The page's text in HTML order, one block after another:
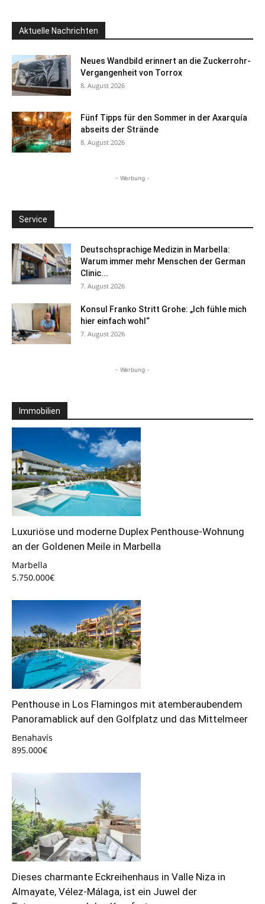
Aktuelle Nachrichten
Neues Wandbild erinnert an die Zuckerrohr-
Vergangenheit von Torrox
8. August 2026
Fünf Tipps für den Sommer in der Axarquía
abseits der Strände
8. August 2026
- Werbung -
Service
Deutschsprachige Medizin in Marbella:
Warum immer mehr Menschen der German
Clinic...
7. August 2026
Konsul Franko Stritt Grohe: „Ich fühle mich
hier einfach wohl“
7. August 2026
- Werbung -
Immobilien
Luxuriöse und moderne Duplex Penthouse-Wohnung
an der Goldenen Meile in Marbella
Marbella
5.750.000€
Penthouse in Los Flamingos mit atemberaubendem
Panoramablick auf den Golfplatz und das Mittelmeer
Benahavís
895.000€
Dieses charmante Eckreihenhaus in Valle Niza in
Almayate, Vélez-Málaga, ist ein Juwel der